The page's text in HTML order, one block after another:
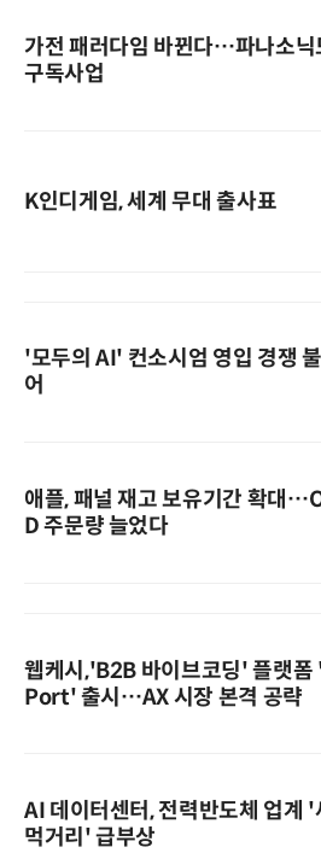
가전 패러다임 바뀐다…파나소닉
구독사업
K인디게임, 세계 무대 출사표
'모두의 AI' 컨소시엄 영입 경쟁
어
애플, 패널 재고 보유기간 확대
D 주문량 늘었다
웹케시,'B2B 바이브코딩' 플랫폼
Port' 출시…AX 시장 본격 공략
AI 데이터센터, 전력반도체 업계 '
먹거리' 급부상